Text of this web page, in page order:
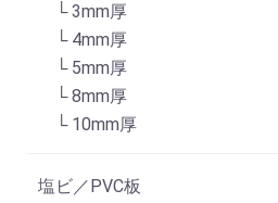
└ 3mm厚
└ 4mm厚
└ 5mm厚
└ 8mm厚
└ 10mm厚
塩ビ／PVC板